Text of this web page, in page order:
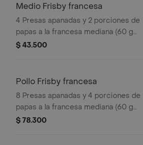
Medio Frisby francesa
4 Presas apanadas y 2 porciones de
papas a la francesa mediana (60 g
und)
$ 43.500
Pollo Frisby francesa
8 Presas apanadas y 4 porciones de
papas a la francesa mediana (60 g
und)
$ 78.300